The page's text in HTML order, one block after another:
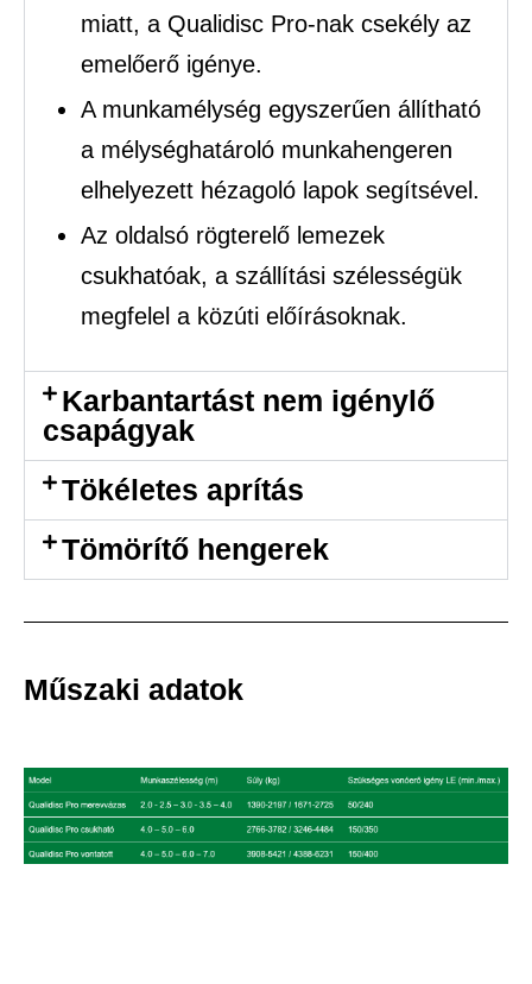
miatt, a Qualidisc Pro-nak csekély az
emelőerő igénye.
A munkamélység egyszerűen állítható
a mélységhatároló munkahengeren
elhelyezett hézagoló lapok segítsével.
Az oldalsó rögterelő lemezek
csukhatóak, a szállítási szélességük
megfelel a közúti előírásoknak.
Karbantartást nem igénylő
csapágyak
Tökéletes aprítás
Tömörítő hengerek
Műszaki adatok